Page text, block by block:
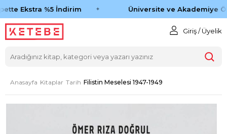
Ekstra %5 İndirim Üniversite ve Akademiye
Giriş / Üyelik
Anasayfa Kitaplar Tarih Filistin Meselesi 1947-1949